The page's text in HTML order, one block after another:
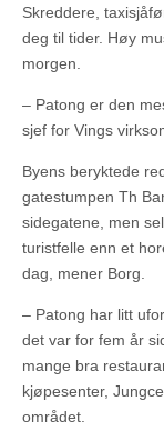
Skreddere,
deg til tider. Høy
morgen.
– Patong er den
sjef for Vings
Byens beryktede
gatestumpen Th
sidegatene, men
turistfelle enn et
dag, mener Borg.
– Patong har litt
det var for fem år
mange bra
kjøpesenter,
området.